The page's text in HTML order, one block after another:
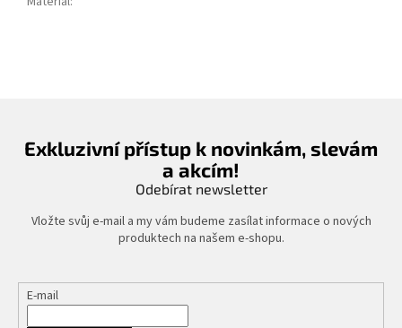
Exkluzivní přístup k novinkám, slevám
a akcím!
Odebírat newsletter
Vložte svůj e-mail a my vám budeme zasílat informace o nových
produktech na našem e-shopu.
E-mail